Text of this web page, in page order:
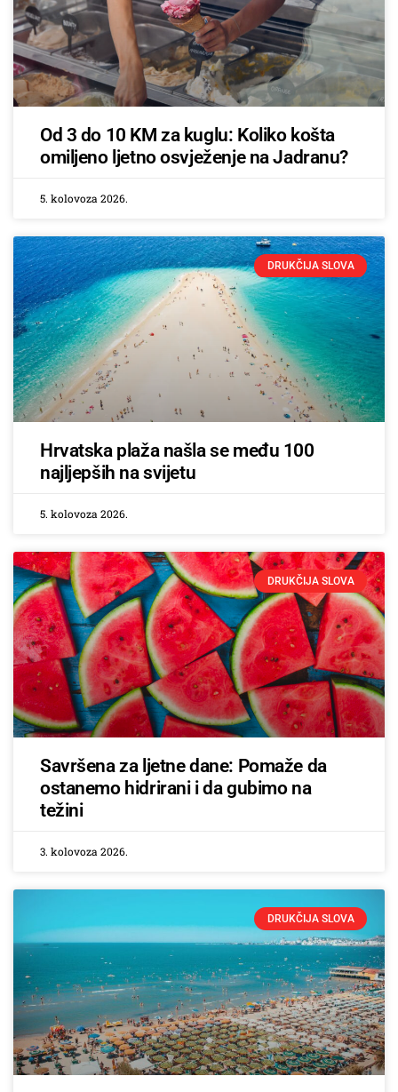
Od 3 do 10 KM za kuglu: Koliko košta
omiljeno ljetno osvježenje na Jadranu?
5. kolovoza 2026.
DRUKČIJA SLOVA
Hrvatska plaža našla se među 100
najljepših na svijetu
5. kolovoza 2026.
DRUKČIJA SLOVA
Savršena za ljetne dane: Pomaže da
ostanemo hidrirani i da gubimo na
težini
3. kolovoza 2026.
DRUKČIJA SLOVA